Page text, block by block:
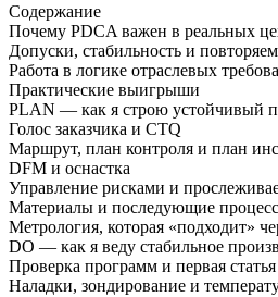
Содержание
Почему PDCA важен в реальных
Допуски, стабильность и
Работа в логике отраслевых
Практические выигрыши
PLAN — как я строю устойчивый
Голос заказчика и CTQ
Маршрут, план контроля и план
DFM и оснастка
Управление рисками и
Материалы и последующие
Метрология, которая «подходит»
DO — как я веду стабильное
Проверка программ и первая статья
Наладки, зондирование и